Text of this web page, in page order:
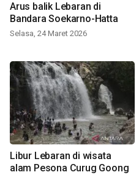
Arus balik Lebaran di
Bandara Soekarno-Hatta
Selasa, 24 Maret 2026
Libur Lebaran di wisata
alam Pesona Curug Goong